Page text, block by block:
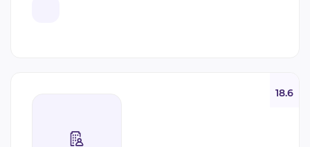
18.6